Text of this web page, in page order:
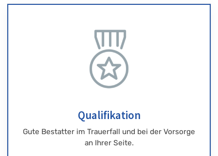
Qualifikation
Gute Bestatter im Trauerfall und bei der Vorsorge
an Ihrer Seite.